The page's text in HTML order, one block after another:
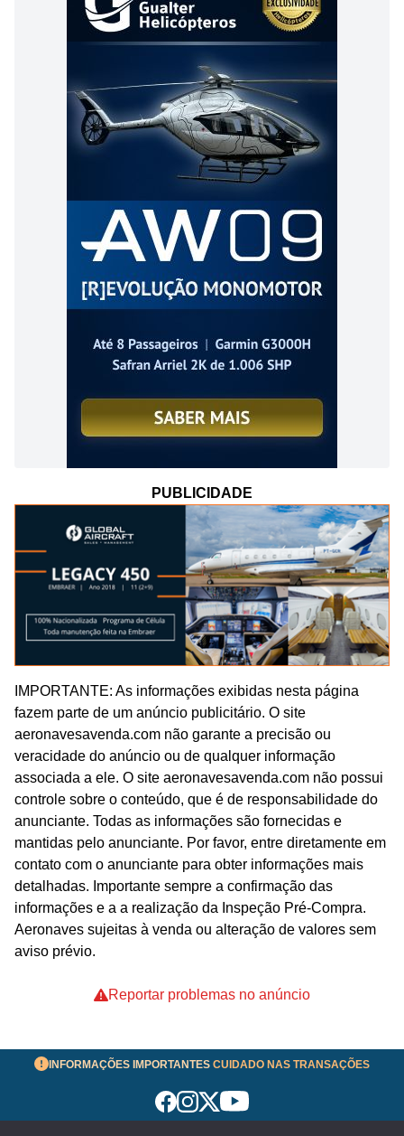
PUBLICIDADE
IMPORTANTE: As informações exibidas nesta página
fazem parte de um anúncio publicitário. O site
aeronavesavenda.com não garante a precisão ou
veracidade do anúncio ou de qualquer informação
associada a ele. O site aeronavesavenda.com não possui
controle sobre o conteúdo, que é de responsabilidade do
anunciante. Todas as informações são fornecidas e
mantidas pelo anunciante. Por favor, entre diretamente em
contato com o anunciante para obter informações mais
detalhadas. Importante sempre a confirmação das
informações e a a realização da Inspeção Pré-Compra.
Aeronaves sujeitas à venda ou alteração de valores sem
aviso prévio.
Reportar problemas no anúncio
INFORMAÇÕES IMPORTANTES CUIDADO NAS TRANSAÇÕES